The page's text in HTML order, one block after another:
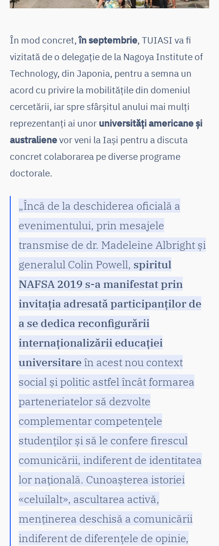
În mod concret,în septembrie, TUIASI va fi
vizitată de o delegație de la Nagoya Institute of
Technology, din Japonia, pentru a semna un
acord cu privire la mobilitățile din domeniul
cercetării, iar spre sfârșitul anului mai mulți
reprezentanți ai unor universități americane și
australienevor veni la Iași pentru a discuta
concret colaborarea pe diverse programe
doctorale.
„Încă de la deschiderea oficială a
evenimentului, prin mesajele
transmise de dr. Madeleine Albright și
generalul Colin Powell, spiritul
NAFSA 2019 s-a manifestat prin
invitația adresată participanților de
a se dedica reconfigurării
internaționalizării educației
universitareîn acest nou context
social și politic astfel încât formarea
parteneriatelor să dezvolte
complementar competențele
studenților și să le confere firescul
comunicării, indiferent de identitatea
lor națională. Cunoașterea istoriei
«celuilalt», ascultarea activă,
menținerea deschisă a comunicării
indiferent de diferențele de opinie,